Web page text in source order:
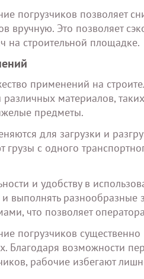
погрузчиков позволяет
вручную. Это позволяет
на строительной площадке.
применений на
материалов,
предметы.
для загрузки и
с одного
и удобству в
выполнять
что позволяет
погрузчиков
Благодаря возможности
рабочие избегают